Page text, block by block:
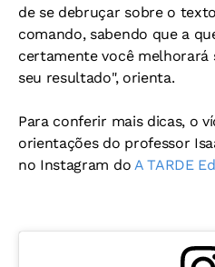
de se debruçar sobre o
comando, sabendo que a
certamente você melhorará
seu resultado", orienta.
Para conferir mais dicas, o
orientações do professor
no Instagram do A TARDE